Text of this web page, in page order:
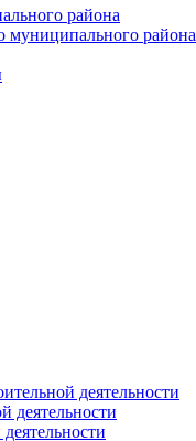
района
района
деятельности
деятельности